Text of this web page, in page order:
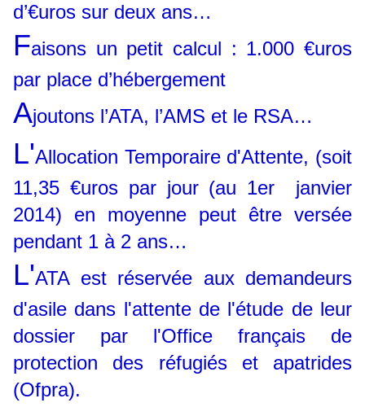
d’€uros sur deux ans…
Faisons un petit calcul : 1.000 €uros
par place d’hébergement
Ajoutons l’ATA, l’AMS et le RSA…
L'Allocation Temporaire d'Attente, (soit
11,35 €uros par jour (au 1er janvier
2014) en moyenne peut être versée
pendant 1 à 2 ans…
L'ATA est réservée aux demandeurs
d'asile dans l'attente de l'étude de leur
dossier par l'Office français de
protection des réfugiés et apatrides
(Ofpra).